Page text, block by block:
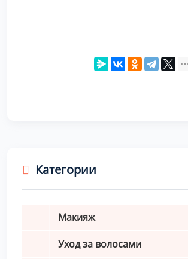
Категории
Макияж
Уход за волосами